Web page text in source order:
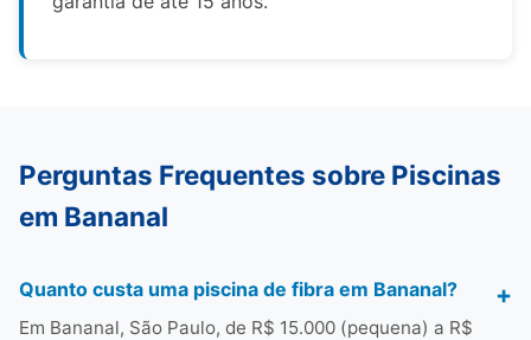
Perguntas Frequentes sobre Piscinas
em Bananal
Quanto custa uma piscina de fibra em Bananal?
Em Bananal, São Paulo, de R$ 15.000 (pequena) a R$